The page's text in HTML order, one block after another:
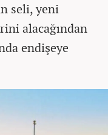
seli, yeni
alacağından
endişeye